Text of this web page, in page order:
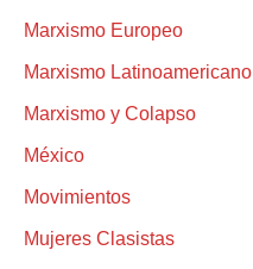
Marxismo Europeo
Marxismo Latinoamericano
Marxismo y Colapso
México
Movimientos
Mujeres Clasistas